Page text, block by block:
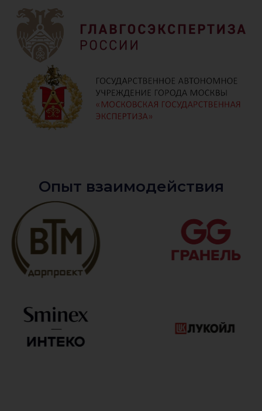
Опыт взаимодействия